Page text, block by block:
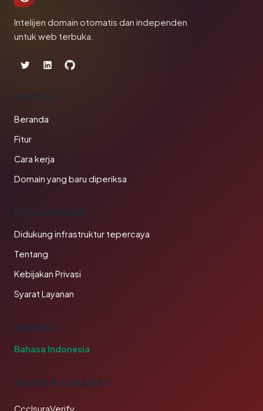
Intelijen domain otomatis dan independen
untuk web terbuka.
PRODUK
Beranda
Fitur
Cara kerja
Domain yang baru diperiksa
PERUSAHAAN
Didukung infrastruktur tepercaya
Tentang
Kebijakan Privasi
Syarat Layanan
BAHASA
Bahasa Indonesia
TAUTAN SAHABAT
CcclsuraVerify